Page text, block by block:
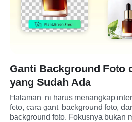
Ganti Background Foto
yang Sudah Ada
Halaman ini harus menangkap
foto, cara ganti background foto,
background foto. Fokusnya bukan